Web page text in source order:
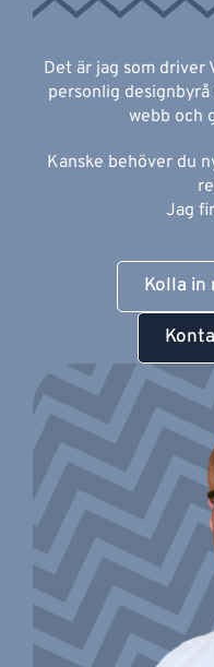
Det är jag som driver
personlig
webb och
Kanske behöver du
Jag
Kolla in